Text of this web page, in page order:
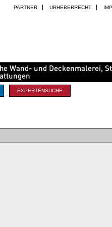
PARTNER URHEBERRECHT
EXPERTENSUCHE